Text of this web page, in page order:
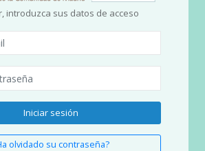
introduzca sus datos de acceso
Iniciar sesión
olvidado su contraseña?